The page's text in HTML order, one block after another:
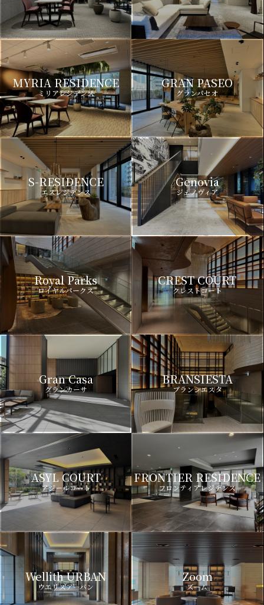
MYRIA RESIDENCE
ミリアレジデンス
GRAN PASEO
グランパセオ
S-RESIDENCE
エスレジデンス
Genovia
ジェノヴィア
Royal Parks
ロイヤルパークス
CREST COURT
クレストコート
Gran Casa
グランカーサ
BRANSIESTA
ブランシエスタ
ASYL COURT
アジールコート
FRONTIER RESIDENCE
フロンティアレジデンス
Wellith URBAN
ウエリスアーバン
Zoom
ズーム